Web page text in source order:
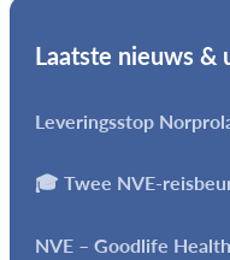
Laatste nieuws &
Leveringsstop
🎓 Twee NVE-
NVE – Goodlife